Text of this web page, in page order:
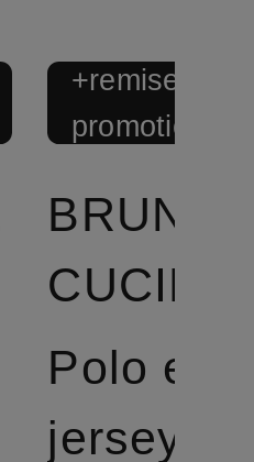
+remise
Polo en
jersey